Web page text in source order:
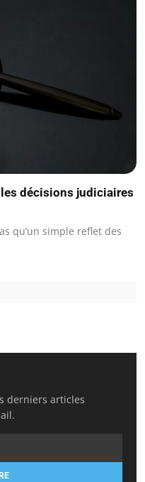
décisions judiciaires
qu’un simple reflet des
derniers articles